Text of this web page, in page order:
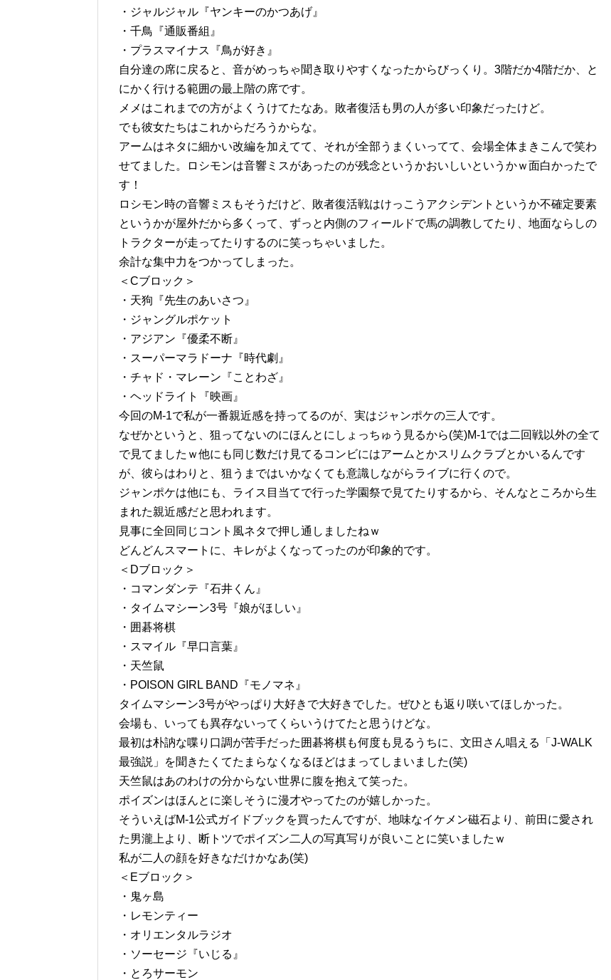
・ジャルジャル『ヤンキーのかつあげ』
・千鳥『通販番組』
・プラスマイナス『鳥が好き』
自分達の席に戻ると、音がめっちゃ聞き取りやすくなったからびっくり。3階だか4階だか、と
にかく行ける範囲の最上階の席です。
メメはこれまでの方がよくうけてたなあ。敗者復活も男の人が多い印象だったけど。
でも彼女たちはこれからだろうからな。
アームはネタに細かい改編を加えてて、それが全部うまくいってて、会場全体まきこんで笑わ
せてました。ロシモンは音響ミスがあったのが残念というかおいしいというかｗ面白かったで
す！
ロシモン時の音響ミスもそうだけど、敗者復活戦はけっこうアクシデントというか不確定要素
というかが屋外だから多くって、ずっと内側のフィールドで馬の調教してたり、地面ならしの
トラクターが走ってたりするのに笑っちゃいました。
余計な集中力をつかってしまった。
＜Cブロック＞
・天狗『先生のあいさつ』
・ジャングルポケット
・アジアン『優柔不断』
・スーパーマラドーナ『時代劇』
・チャド・マレーン『ことわざ』
・ヘッドライト『映画』
今回のM-1で私が一番親近感を持ってるのが、実はジャンポケの三人です。
なぜかというと、狙ってないのにほんとにしょっちゅう見るから(笑)M-1では二回戦以外の全て
で見てましたｗ他にも同じ数だけ見てるコンビにはアームとかスリムクラブとかいるんです
が、彼らはわりと、狙うまではいかなくても意識しながらライブに行くので。
ジャンポケは他にも、ライス目当てで行った学園祭で見てたりするから、そんなところから生
まれた親近感だと思われます。
見事に全回同じコント風ネタで押し通しましたねｗ
どんどんスマートに、キレがよくなってったのが印象的です。
＜Dブロック＞
・コマンダンテ『石井くん』
・タイムマシーン3号『娘がほしい』
・囲碁将棋
・スマイル『早口言葉』
・天竺鼠
・POISON GIRL BAND『モノマネ』
タイムマシーン3号がやっぱり大好きで大好きでした。ぜひとも返り咲いてほしかった。
会場も、いっても異存ないってくらいうけてたと思うけどな。
最初は朴訥な喋り口調が苦手だった囲碁将棋も何度も見るうちに、文田さん唱える「J-WALK
最強説」を聞きたくてたまらなくなるほどはまってしまいました(笑)
天竺鼠はあのわけの分からない世界に腹を抱えて笑った。
ポイズンはほんとに楽しそうに漫才やってたのが嬉しかった。
そういえばM-1公式ガイドブックを買ったんですが、地味なイケメン磁石より、前田に愛され
た男瀧上より、断トツでポイズン二人の写真写りが良いことに笑いましたｗ
私が二人の顔を好きなだけかなあ(笑)
＜Eブロック＞
・鬼ヶ島
・レモンティー
・オリエンタルラジオ
・ソーセージ『いじる』
・とろサーモン